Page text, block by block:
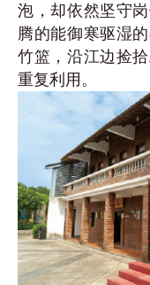
泡，却依然坚守
腾的能御寒驱湿
竹篮，沿江边捡
重复利用。